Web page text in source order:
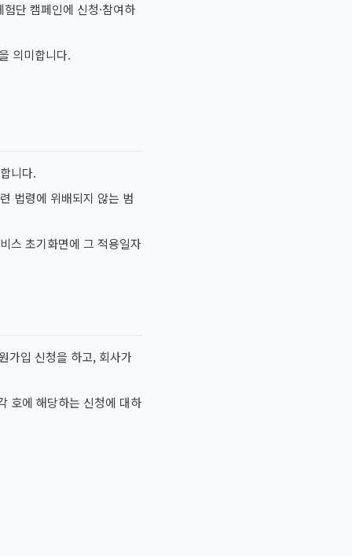
단 캠페인에 신청·참여하
의미합니다.
니다.
법령에 위배되지 않는 범
스 초기화면에 그 적용일자
가입 신청을 하고, 회사가
호에 해당하는 신청에 대하